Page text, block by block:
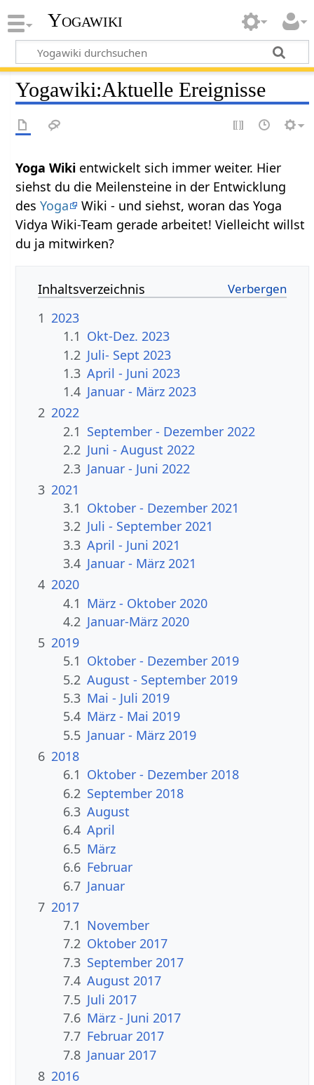
Yogawiki
Yogawiki:Aktuelle Ereignisse
Yoga Wiki entwickelt sich immer weiter. Hier
siehst du die Meilensteine in der Entwicklung
desYoga
Wiki - und siehst, woran das Yoga
Vidya Wiki-Team gerade arbeitet! Vielleicht willst
du ja mitwirken?
Inhaltsverzeichnis
1 2023
1.1 Okt-Dez. 2023
1.2 Juli- Sept 2023
1.3 April - Juni 2023
1.4 Januar - März 2023
2 2022
2.1 September - Dezember 2022
2.2 Juni - August 2022
2.3 Januar - Juni 2022
3 2021
3.1 Oktober - Dezember 2021
3.2 Juli - September 2021
3.3 April - Juni 2021
3.4 Januar - März 2021
4 2020
4.1 März - Oktober 2020
4.2 Januar-März 2020
5 2019
5.1 Oktober - Dezember 2019
5.2 August - September 2019
5.3 Mai - Juli 2019
5.4 März - Mai 2019
5.5 Januar - März 2019
6 2018
6.1 Oktober - Dezember 2018
6.2 September 2018
6.3 August
6.4 April
6.5 März
6.6 Februar
6.7 Januar
7 2017
7.1 November
7.2 Oktober 2017
7.3 September 2017
7.4 August 2017
7.5 Juli 2017
7.6 März - Juni 2017
7.7 Februar 2017
7.8 Januar 2017
8 2016